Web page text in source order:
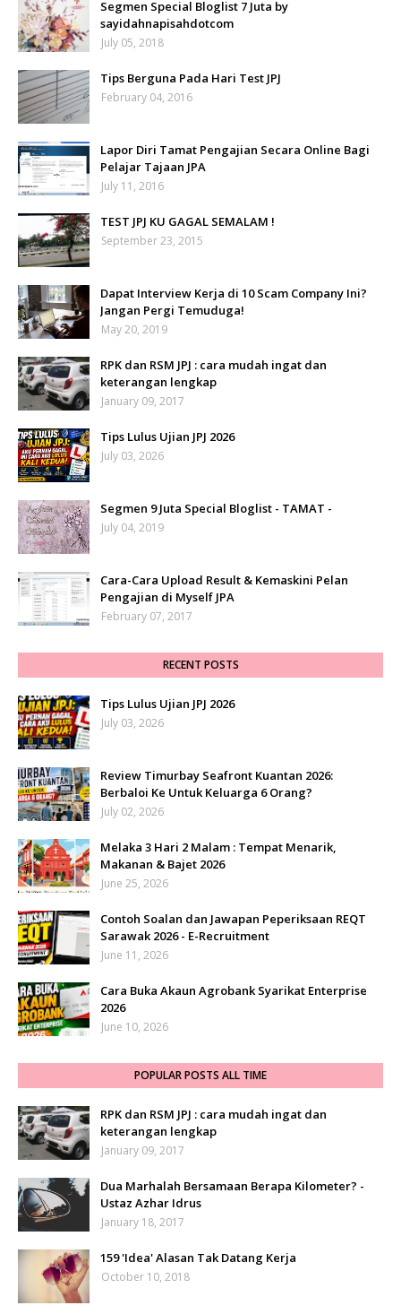
Segmen Special Bloglist 7 Juta by
sayidahnapisahdotcom
July 05, 2018
Tips Berguna Pada Hari Test JPJ
February 04, 2016
Lapor Diri Tamat Pengajian Secara Online Bagi
Pelajar Tajaan JPA
July 11, 2016
TEST JPJ KU GAGAL SEMALAM !
September 23, 2015
Dapat Interview Kerja di 10 Scam Company Ini?
Jangan Pergi Temuduga!
May 20, 2019
RPK dan RSM JPJ : cara mudah ingat dan
keterangan lengkap
January 09, 2017
Tips Lulus Ujian JPJ 2026
July 03, 2026
Segmen 9 Juta Special Bloglist - TAMAT -
July 04, 2019
Cara-Cara Upload Result & Kemaskini Pelan
Pengajian di Myself JPA
February 07, 2017
RECENT POSTS
Tips Lulus Ujian JPJ 2026
July 03, 2026
Review Timurbay Seafront Kuantan 2026:
Berbaloi Ke Untuk Keluarga 6 Orang?
July 02, 2026
Melaka 3 Hari 2 Malam : Tempat Menarik,
Makanan & Bajet 2026
June 25, 2026
Contoh Soalan dan Jawapan Peperiksaan REQT
Sarawak 2026 - E-Recruitment
June 11, 2026
Cara Buka Akaun Agrobank Syarikat Enterprise
2026
June 10, 2026
POPULAR POSTS ALL TIME
RPK dan RSM JPJ : cara mudah ingat dan
keterangan lengkap
January 09, 2017
Dua Marhalah Bersamaan Berapa Kilometer? -
Ustaz Azhar Idrus
January 18, 2017
159 'Idea' Alasan Tak Datang Kerja
October 10, 2018